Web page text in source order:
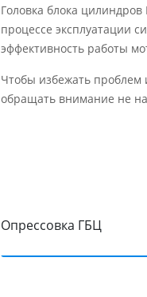
Головка блока
процессе эксплуатации
эффективность работы
Чтобы избежать проблем
обращать внимание не
Опрессовка ГБЦ